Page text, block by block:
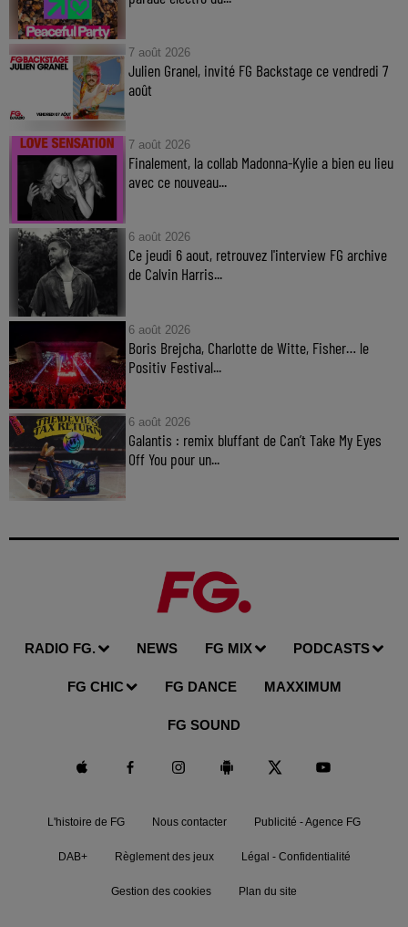
7 août 2026
Julien Granel, invité FG Backstage ce vendredi 7
août
7 août 2026
Finalement, la collab Madonna-Kylie a bien eu lieu
avec ce nouveau...
6 août 2026
Ce jeudi 6 aout, retrouvez l'interview FG archive
de Calvin Harris...
6 août 2026
Boris Brejcha, Charlotte de Witte, Fisher… le
Positiv Festival...
6 août 2026
Galantis : remix bluffant de Can’t Take My Eyes
Off You pour un...
RADIO FG. NEWS FG MIX PODCASTS
FG CHIC FG DANCE MAXXIMUM
FG SOUND
L'histoire de FG Nous contacter Publicité - Agence FG
DAB+ Règlement des jeux Légal - Confidentialité
Gestion des cookies Plan du site